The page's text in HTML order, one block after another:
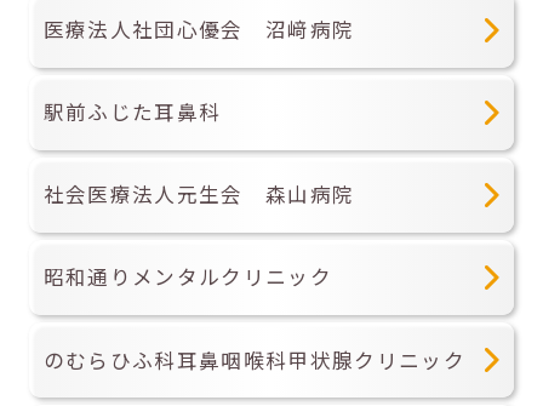
医療法人社団心優会 沼﨑病院
駅前ふじた耳鼻科
社会医療法人元生会 森山病院
昭和通りメンタルクリニック
のむらひふ科耳鼻咽喉科甲状腺クリニック